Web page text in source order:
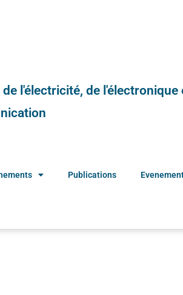
de l'électricité, de
Publications